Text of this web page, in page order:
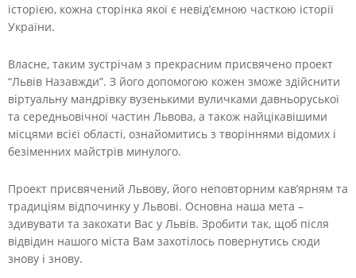
історією, кожна сторінка якої є невід’ємною часткою історії
України.
Власне, таким зустрічам з прекрасним присвячено проект
“Львів Назавжди”. З його допомогою кожен зможе здійснити
віртуальну мандрівку вузенькими вуличками давньоруської
та середньовічної частин Львова, а також найцікавішими
місцями всієї області, ознайомитись з творіннями відомих і
безіменних майстрів минулого.
Проект присвячений Львову, його неповторним кав’ярням та
традиціям відпочинку у Львові. Основна наша мета –
здивувати та закохати Вас у Львів. Зробити так, щоб після
відвідин нашого міста Вам захотілось повернутись сюди
знову і знову.